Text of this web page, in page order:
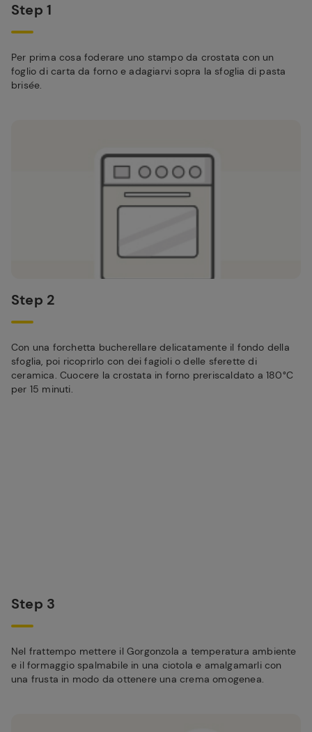
Step 1
Per prima cosa foderare uno stampo da crostata con un
foglio di carta da forno e adagiarvi sopra la sfoglia di pasta
brisée.
Step 2
Con una forchetta bucherellare delicatamente il fondo della
sfoglia, poi ricoprirlo con dei fagioli o delle sferette di
ceramica. Cuocere la crostata in forno preriscaldato a 180°C
per 15 minuti.
Step 3
Nel frattempo mettere il Gorgonzola a temperatura ambiente
e il formaggio spalmabile in una ciotola e amalgamarli con
una frusta in modo da ottenere una crema omogenea.